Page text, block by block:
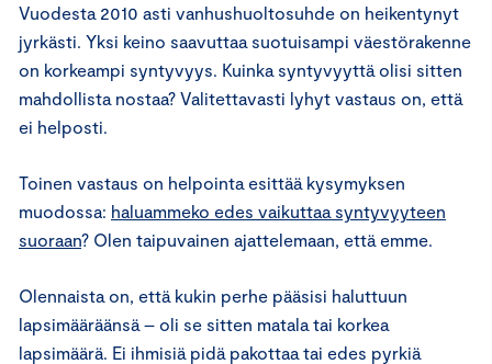
Vuodesta 2010 asti vanhushuoltosuhde on heikentynyt
jyrkästi. Yksi keino saavuttaa suotuisampi väestörakenne
on korkeampi syntyvyys. Kuinka syntyvyyttä olisi sitten
mahdollista nostaa? Valitettavasti lyhyt vastaus on, että
ei helposti.
Toinen vastaus on helpointa esittää kysymyksen
muodossa: haluammeko edes vaikuttaa syntyvyyteen
suoraan? Olen taipuvainen ajattelemaan, että emme.
Olennaista on, että kukin perhe pääsisi haluttuun
lapsimääräänsä – oli se sitten matala tai korkea
lapsimäärä. Ei ihmisiä pidä pakottaa tai edes pyrkiä